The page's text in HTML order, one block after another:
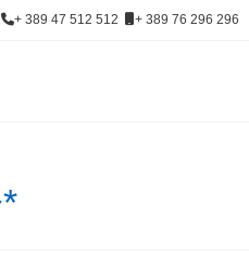
+ 389 47 512 512 + 389 76 296 296